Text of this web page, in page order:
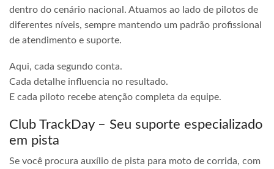
dentro do cenário nacional. Atuamos ao lado de pilotos de
diferentes níveis, sempre mantendo um padrão profissional
de atendimento e suporte.
Aqui, cada segundo conta.
Cada detalhe influencia no resultado.
E cada piloto recebe atenção completa da equipe.
Club TrackDay – Seu suporte especializado
em pista
Se você procura auxílio de pista para moto de corrida, com